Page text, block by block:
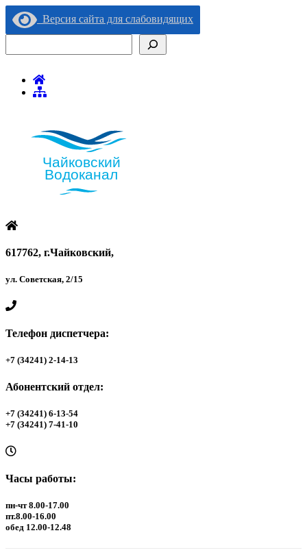
Версия сайта для слабовидящих
617762, г.Чайковский,
ул. Советская, 2/15
Телефон диспетчера:
+7 (34241) 2-14-13
Абонентский отдел:
+7 (34241) 6-13-54
+7 (34241) 7-41-10
Часы работы:
пн-чт 8.00-17.00
пт.8.00-16.00
обед 12.00-12.48